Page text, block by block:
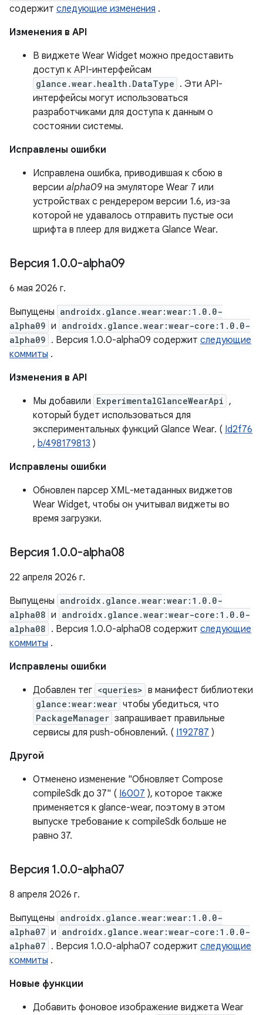
содержит следующие изменения .
Изменения в API
В виджете Wear Widget можно предоставить
доступ к API-интерфейсам
glance.wear.health.DataType . Эти API-
интерфейсы могут использоваться
разработчиками для доступа к данным о
состоянии системы.
Исправлены ошибки
Исправлена ​​ошибка, приводившая к сбою в
версии alpha09 на эмуляторе Wear 7 или
устройствах с рендерером версии 1.6, из-за
которой не удавалось отправить пустые оси
шрифта в плеер для виджета Glance Wear.
Версия 1.0.0-alpha09
6 мая 2026 г.
Выпущены androidx.glance.wear:wear:1.0.0-
alpha09 и androidx.glance.wear:wear-core:1.0.0-
alpha09 . Версия 1.0.0-alpha09 содержит следующие
коммиты .
Изменения в API
Мы добавили ExperimentalGlanceWearApi ,
который будет использоваться для
экспериментальных функций Glance Wear. ( Id2f76
, b/498179813 )
Исправлены ошибки
Обновлен парсер XML-метаданных виджетов
Wear Widget, чтобы он учитывал виджеты во
время загрузки.
Версия 1.0.0-alpha08
22 апреля 2026 г.
Выпущены androidx.glance.wear:wear:1.0.0-
alpha08 и androidx.glance.wear:wear-core:1.0.0-
alpha08 . Версия 1.0.0-alpha08 содержит следующие
коммиты .
Исправлены ошибки
Добавлен тег <queries> в манифест библиотеки
glance:wear:wear чтобы убедиться, что
PackageManager запрашивает правильные
сервисы для push-обновлений. ( I192787 )
Другой
Отменено изменение "Обновляет Compose
compileSdk до 37" ( I6007 ), которое также
применяется к glance-wear, поэтому в этом
выпуске требование к compileSdk больше не
равно 37.
Версия 1.0.0-alpha07
8 апреля 2026 г.
Выпущены androidx.glance.wear:wear:1.0.0-
alpha07 и androidx.glance.wear:wear-core:1.0.0-
alpha07 . Версия 1.0.0-alpha07 содержит следующие
коммиты .
Новые функции
Добавить фоновое изображение виджета Wear